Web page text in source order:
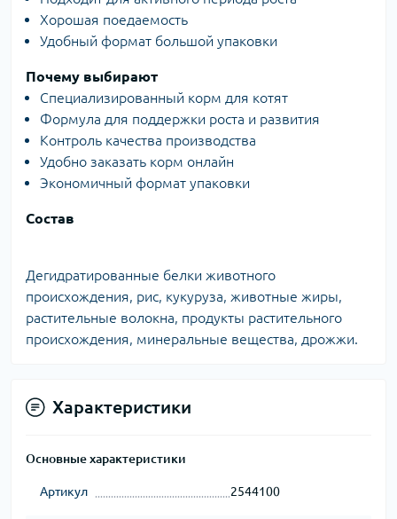
Хорошая поедаемость
Удобный формат большой упаковки
Почему выбирают
Специализированный корм для котят
Формула для поддержки роста и развития
Контроль качества производства
Удобно заказать корм онлайн
Экономичный формат упаковки
Состав
Дегидратированные белки животного
происхождения, рис, кукуруза, животные жиры,
растительные волокна, продукты растительного
происхождения, минеральные вещества, дрожжи.
Характеристики
Основные характеристики
Артикул 2544100